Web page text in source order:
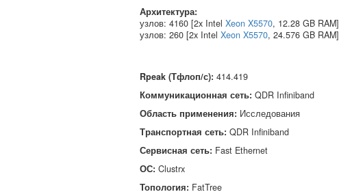
Архитектура:
узлов: 4160 [2x Intel Xeon X5570, 12.28 GB RAM]
узлов: 260 [2x Intel Xeon X5570, 24.576 GB RAM]
Rpeak (Тфлоп/с): 414.419
Коммуникационная сеть: QDR Infiniband
Область применения: Исследования
Транспортная сеть: QDR Infiniband
Сервисная сеть: Fast Ethernet
ОС: Clustrx
Топология: FatTree